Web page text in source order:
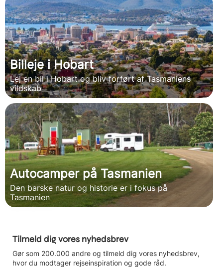
Billeje i Hobart
Lej en bil i Hobart og bliv forført af Tasmaniens
vildskab
Autocamper på Tasmanien
Den barske natur og historie er i fokus på
Tasmanien
Tilmeld dig vores nyhedsbrev
Gør som 200.000 andre og tilmeld dig vores nyhedsbrev,
hvor du modtager rejseinspiration og gode råd.